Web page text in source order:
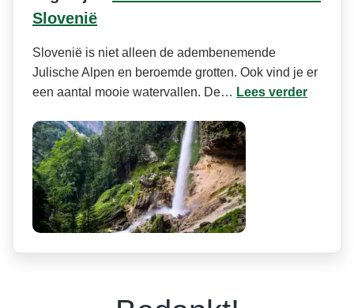
Slovenië
Slovenië is niet alleen de adembenemende
Julische Alpen en beroemde grotten. Ook vind je er
een aantal mooie watervallen. De… Lees verder